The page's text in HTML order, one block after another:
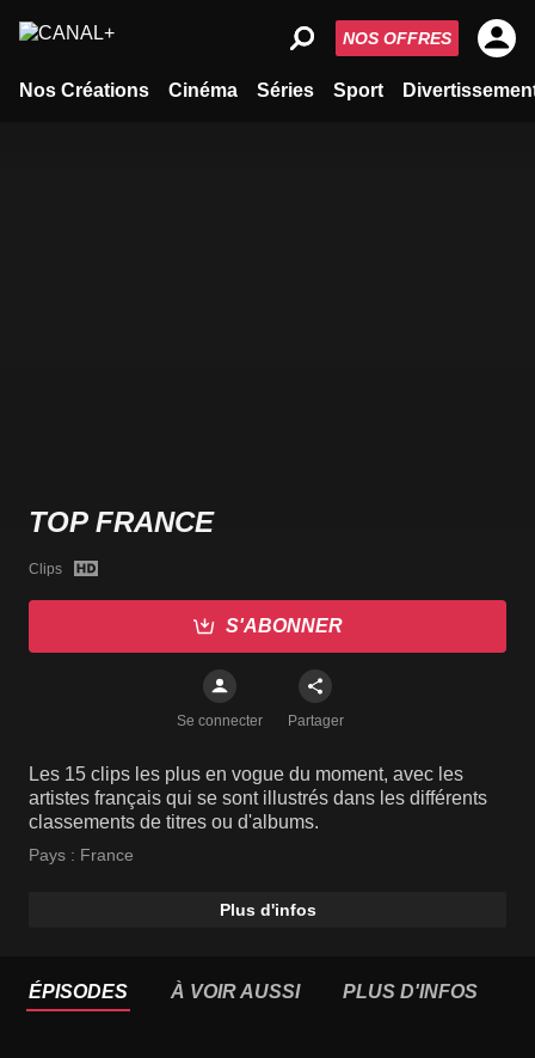
Nos Créations Cinéma Séries Sport
NOS OFFRES
TOP FRANCE
Clips
S'ABONNER
Se connecter Partager
Les 15 clips les plus en vogue du moment, avec les
artistes français qui se sont illustrés dans les différents
classements de titres ou d'albums.
Pays : France
Plus d'infos
ÉPISODES À VOIR AUSSI PLUS D'INFOS